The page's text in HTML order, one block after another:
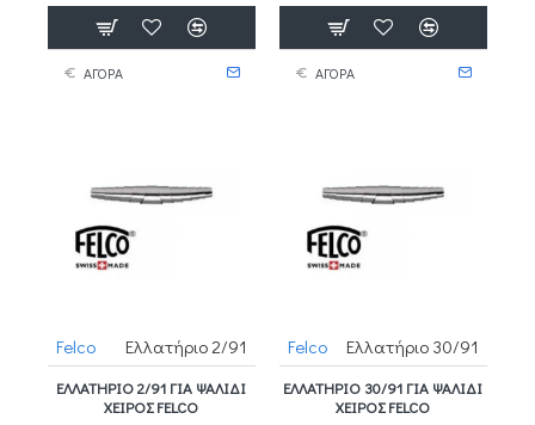
ΑΓΟΡΑ ΑΓΟΡΑ
Felco Ελλατήριο 2/91
ΕΛΛΑΤΉΡΙΟ 2/91 ΓΙΑ ΨΑΛΊΔΙ
ΧΕΙΡΌΣ FELCO
Felco Ελλατήριο 30/91
ΕΛΛΑΤΉΡΙΟ 30/91 ΓΙΑ ΨΑΛΊΔΙ
ΧΕΙΡΌΣ FELCO